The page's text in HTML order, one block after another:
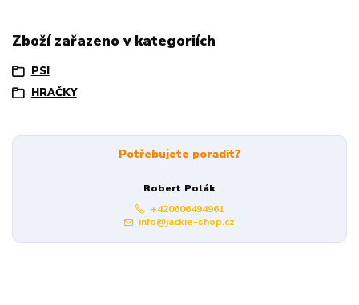
Zboží zařazeno v kategoriích
PSI
HRAČKY
Potřebujete poradit?
Robert Polák
+420606494961
info@jackie-shop.cz